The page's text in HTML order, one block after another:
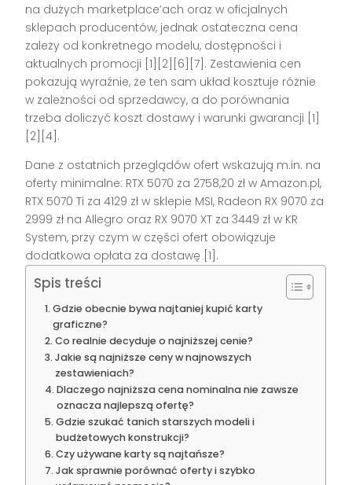
na dużych marketplace’ach oraz w oficjalnych
sklepach producentów, jednak ostateczna cena
zależy od konkretnego modelu, dostępności i
aktualnych promocji [1][2][6][7]. Zestawienia cen
pokazują wyraźnie, że ten sam układ kosztuje różnie
w zależności od sprzedawcy, a do porównania
trzeba doliczyć koszt dostawy i warunki gwarancji [1]
[2][4].
Dane z ostatnich przeglądów ofert wskazują m.in. na
oferty minimalne: RTX 5070 za 2758,20 zł w Amazon.pl,
RTX 5070 Ti za 4129 zł w sklepie MSI, Radeon RX 9070 za
2999 zł na Allegro oraz RX 9070 XT za 3449 zł w KR
System, przy czym w części ofert obowiązuje
dodatkowa opłata za dostawę [1].
Spis treści
Gdzie obecnie bywa najtaniej kupić karty
graficzne?
Co realnie decyduje o najniższej cenie?
Jakie są najniższe ceny w najnowszych
zestawieniach?
Dlaczego najniższa cena nominalna nie zawsze
oznacza najlepszą ofertę?
Gdzie szukać tanich starszych modeli i
budżetowych konstrukcji?
Czy używane karty są najtańsze?
Jak sprawnie porównać oferty i szybko